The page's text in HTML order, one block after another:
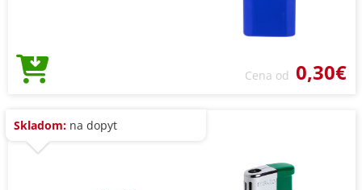
Cena od 0,30€
Skladom: na dopyt